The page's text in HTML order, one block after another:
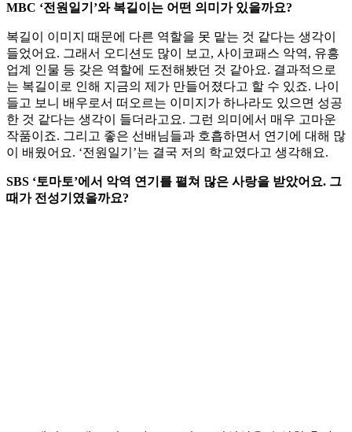
MBC ‘전원일기’와 복길이는 어떤 의미가 있을까요?
복길이 이미지 때문에 다른 역할을 못 맡는 것 같다는 생각이
들었어요. 그래서 오디션도 많이 보고, 사이코패스 악역, 유흥
업계 인물 등 갖은 역할에 도전해봤던 것 같아요. 결과적으로
는 복길이로 인해 지금의 제가 만들어졌다고 할 수 있죠. 나이
들고 보니 배우로서 떠오르는 이미지가 하나라도 있으면 성공
한 것 같다는 생각이 들더라고요. 그런 의미에서 매우 고마운
작품이죠. 그리고 좋은 선배님들과 호흡하면서 연기에 대해 많
이 배웠어요. ‘전원일기’는 결국 저의 학교였다고 생각해요.
SBS ‘토마토’에서 악역 연기를 펼쳐 많은 사랑을 받았어요. 그
때가 전성기였을까요?